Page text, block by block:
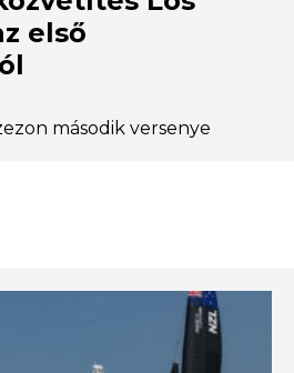
első
második versenye